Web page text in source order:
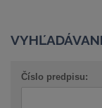
Číslo predpisu: